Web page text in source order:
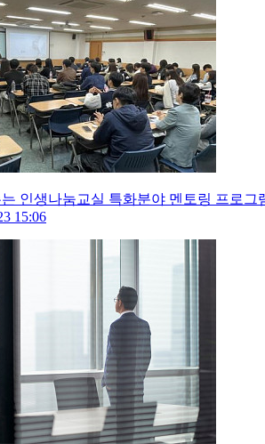
인생나눔교실 특화분야 멘토링 프로그
15:06